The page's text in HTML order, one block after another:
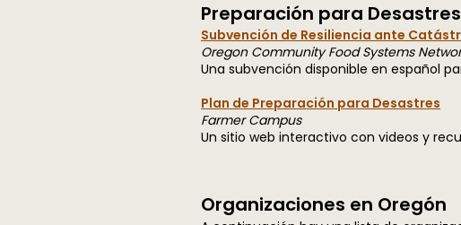
Preparación para Desastres
Subvención de Resiliencia ante
Oregon Community Food Systems
Una subvención disponible en español
Plan de Preparación para Desastres
Farmer Campus
Un sitio web interactivo con videos y
Organizaciones en Oregón